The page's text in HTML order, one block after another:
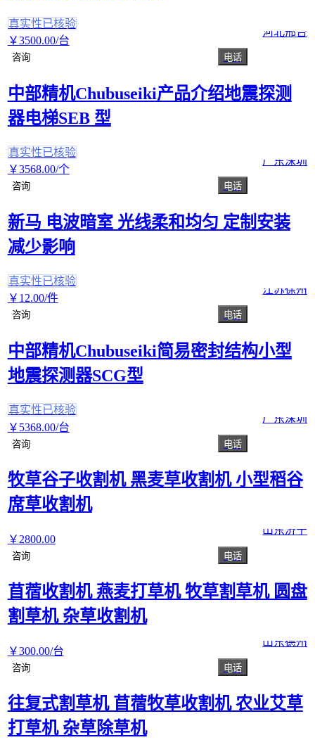
真实性已核验
￥3500.00/台
河北邢台
咨询 电话
中部精机Chubuseiki产品介绍地震探测
器电梯SEB 型
真实性已核验
￥3568.00/个
广东深圳
咨询 电话
新马 电波暗室 光线柔和均匀 定制安装
减少影响
真实性已核验
￥ 12.00/件
江苏徐州
咨询 电话
中部精机Chubuseiki简易密封结构小型
地震探测器SCG型
真实性已核验
￥ 5368.00/台
广东深圳
咨询 电话
牧草谷子收割机 黑麦草收割机 小型稻谷
席草收割机
￥ 2800.00
山东济宁
咨询 电话
苜蓿收割机 燕麦打草机 牧草割草机 圆盘
割草机 杂草收割机
￥300.00/台
山东德州
咨询 电话
往复式割草机 苜蓿牧草收割机 农业艾草
打草机 杂草除草机